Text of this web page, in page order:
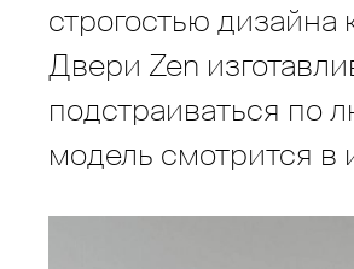
строгостью дизайна
Двери Zen
подстраиваться по
модель смотрится в